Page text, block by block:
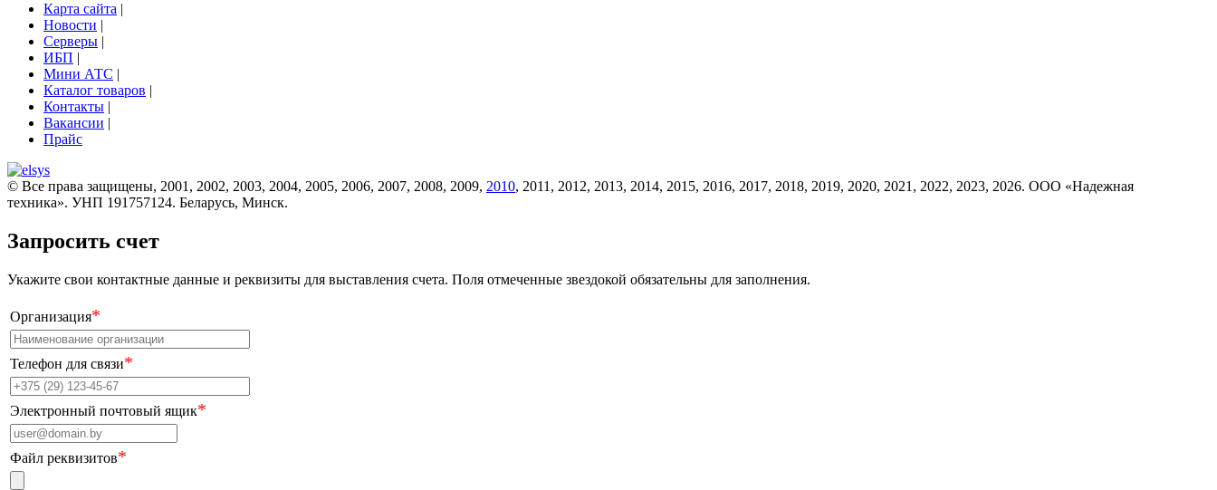
Карта сайта |
Новости |
Серверы |
ИБП |
Мини АТС |
Каталог товаров |
Контакты |
Вакансии |
Прайс
© Все права защищены, 2001, 2002, 2003, 2004, 2005, 2006, 2007, 2008, 2009, 2010, 2011, 2012, 2013, 2014, 2015, 2016, 2017, 2018, 2019, 2020, 2021, 2022, 2023, 2026. ООО «Надежная
техника». УНП 191757124. Беларусь, Минск.
Запросить счет
Укажите свои контактные данные и реквизиты для выставления счета. Поля отмеченные звездокой обязательны для заполнения.
Организация*
Телефон для связи*
Электронный почтовый ящик*
Файл реквизитов*